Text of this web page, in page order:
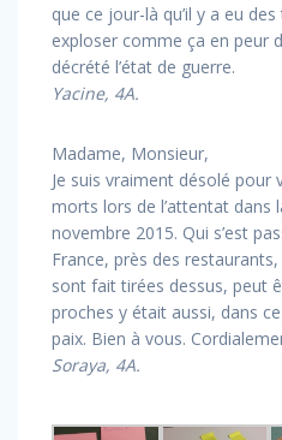
que ce jour-là qu’il y a eu
exploser comme ça en peur
décrété l’état de guerre.
Yacine, 4A.
Madame, Monsieur,
Je suis vraiment désolé pour
morts lors de l’attentat dans
novembre 2015. Qui s’est
France, près des
sont fait tirées dessus, peut
proches y était aussi, dans
paix. Bien à vous.
Soraya, 4A.